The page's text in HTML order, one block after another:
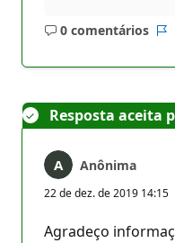
0 comentários
Sem
Resposta aceita
Anônima
22 de dez. de 2019 14:15
Agradeço